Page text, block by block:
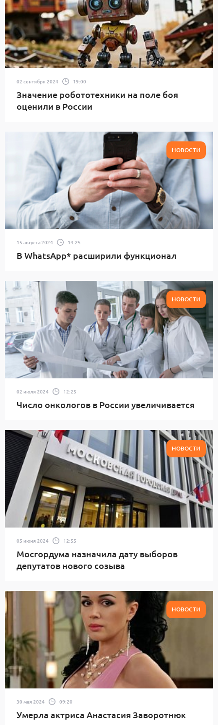
02 сентября 2024 19:00
Значение робототехники на поле боя
оценили в России
НОВОСТИ
15 августа 2024 14:25
В WhatsApp* расширили функционал
НОВОСТИ
02 июля 2024 12:25
Число онкологов в России увеличивается
НОВОСТИ
05 июня 2024 12:55
Мосгордума назначила дату выборов
депутатов нового созыва
НОВОСТИ
30 мая 2024 09:20
Умерла актриса Анастасия Заворотнюк